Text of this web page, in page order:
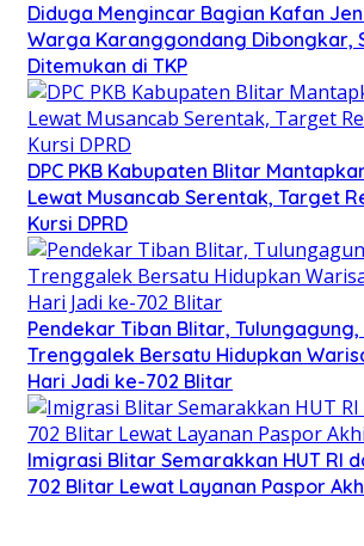
Diduga Mengincar Bagian Kafan
Warga Karanggondang Dibongkar,
Ditemukan di TKP
DPC PKB Kabupaten Blitar
Lewat Musancab Serentak, Target
Kursi DPRD
Pendekar Tiban Blitar,
Trenggalek Bersatu Hidupkan
Hari Jadi ke-702 Blitar
Imigrasi Blitar Semarakkan HUT RI
702 Blitar Lewat Layanan Paspor